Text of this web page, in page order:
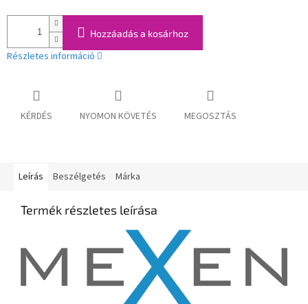
Hozzáadás a kosárhoz
Részletes információ
KÉRDÉS NYOMON KÖVETÉS MEGOSZTÁS
Leírás Beszélgetés Márka
Termék részletes leírása